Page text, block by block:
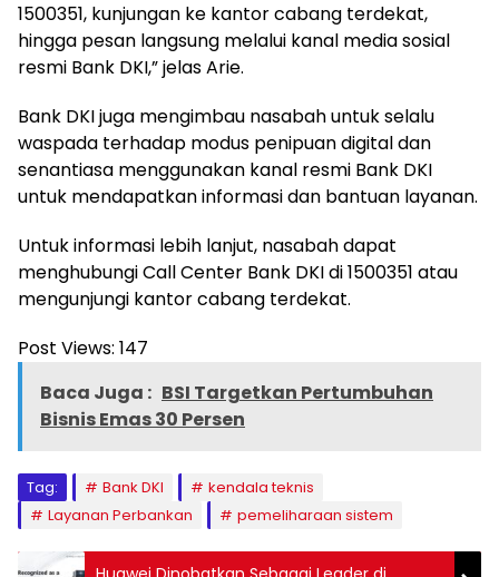
1500351, kunjungan ke kantor cabang terdekat,
hingga pesan langsung melalui kanal media sosial
resmi Bank DKI,” jelas Arie.
Bank DKI juga mengimbau nasabah untuk selalu
waspada terhadap modus penipuan digital dan
senantiasa menggunakan kanal resmi Bank DKI
untuk mendapatkan informasi dan bantuan layanan.
Untuk informasi lebih lanjut, nasabah dapat
menghubungi Call Center Bank DKI di 1500351 atau
mengunjungi kantor cabang terdekat.
Post Views: 147
Baca Juga : BSI Targetkan Pertumbuhan
Bisnis Emas 30 Persen
Tag: Bank DKI
kendala teknis
Layanan Perbankan
pemeliharaan sistem